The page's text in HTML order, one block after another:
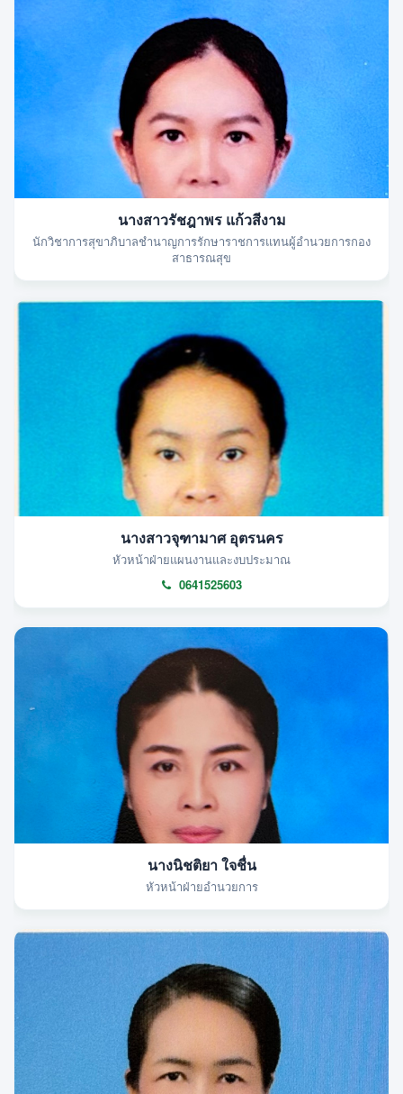
นางสาวรัชฎาพร แก้วสีงาม
นักวิชาการสุขาภิบาลชำนาญการรักษาราชการแทนผู้อำนวยการกอง
สาธารณสุข
นางสาวจุฑามาศ อุตรนคร
หัวหน้าฝ่ายแผนงานและงบประมาณ
0641525603
นางนิชติยา ใจชื่น
หัวหน้าฝ่ายอำนวยการ